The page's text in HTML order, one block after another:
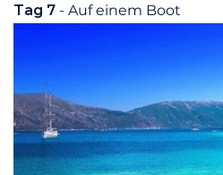
Tag 7 - Auf einem Boot